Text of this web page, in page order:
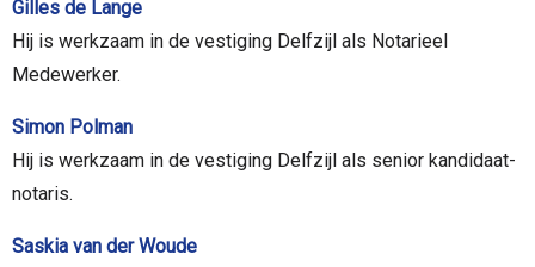
Gilles de Lange
Hij is werkzaam in de vestiging Delfzijl als Notarieel
Medewerker.
Simon Polman
Hij is werkzaam in de vestiging Delfzijl als senior kandidaat-
notaris.
Saskia van der Woude